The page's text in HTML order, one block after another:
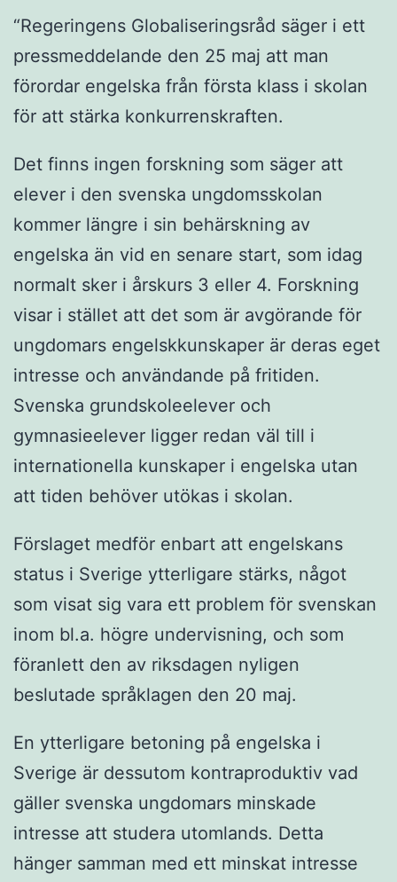
“Regeringens Globaliseringsråd säger i ett
pressmeddelande den 25 maj att man
förordar engelska från första klass i skolan
för att stärka konkurrenskraften.
Det finns ingen forskning som säger att
elever i den svenska ungdomsskolan
kommer längre i sin behärskning av
engelska än vid en senare start, som idag
normalt sker i årskurs 3 eller 4. Forskning
visar i stället att det som är avgörande för
ungdomars engelskkunskaper är deras eget
intresse och användande på fritiden.
Svenska grundskoleelever och
gymnasieelever ligger redan väl till i
internationella kunskaper i engelska utan
att tiden behöver utökas i skolan.
Förslaget medför enbart att engelskans
status i Sverige ytterligare stärks, något
som visat sig vara ett problem för svenskan
inom bl.a. högre undervisning, och som
föranlett den av riksdagen nyligen
beslutade språklagen den 20 maj.
En ytterligare betoning på engelska i
Sverige är dessutom kontraproduktiv vad
gäller svenska ungdomars minskade
intresse att studera utomlands. Detta
hänger samman med ett minskat intresse